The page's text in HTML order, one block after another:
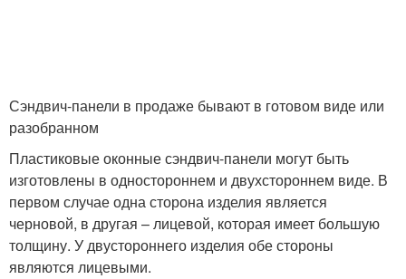
Сэндвич-панели в продаже бывают в готовом виде или
разобранном
Пластиковые оконные сэндвич-панели могут быть
изготовлены в одностороннем и двухстороннем виде. В
первом случае одна сторона изделия является
черновой, в другая – лицевой, которая имеет большую
толщину. У двустороннего изделия обе стороны
являются лицевыми.